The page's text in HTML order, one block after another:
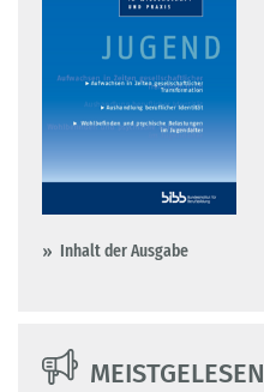
Inhalt der Ausgabe
MEISTGELESEN